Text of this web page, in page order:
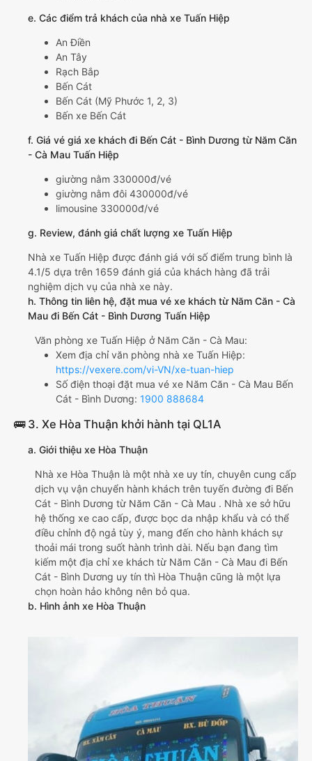
e. Các điểm trả khách của nhà xe Tuấn Hiệp
An Điền
An Tây
Rạch Bắp
Bến Cát
Bến Cát (Mỹ Phước 1, 2, 3)
Bến xe Bến Cát
f. Giá vé giá xe khách đi Bến Cát - Bình Dương từ Năm Căn
- Cà Mau Tuấn Hiệp
giường nằm 330000đ/vé
giường nằm đôi 430000đ/vé
limousine 330000đ/vé
g. Review, đánh giá chất lượng xe Tuấn Hiệp
Nhà xe Tuấn Hiệp được đánh giá với số điểm trung bình là
4.1/5 dựa trên 1659 đánh giá của khách hàng đã trải
nghiệm dịch vụ của nhà xe này.
h. Thông tin liên hệ, đặt mua vé xe khách từ Năm Căn - Cà
Mau đi Bến Cát - Bình Dương Tuấn Hiệp
Văn phòng xe Tuấn Hiệp ở Năm Căn - Cà Mau:
Xem địa chỉ văn phòng nhà xe Tuấn Hiệp:
https://vexere.com/vi-VN/xe-tuan-hiep
Số điện thoại đặt mua vé xe Năm Căn - Cà Mau Bến
Cát - Bình Dương: 1900 888684
🚌 3. Xe Hòa Thuận khởi hành tại QL1A
a. Giới thiệu xe Hòa Thuận
Nhà xe Hòa Thuận là một nhà xe uy tín, chuyên cung cấp
dịch vụ vận chuyển hành khách trên tuyến đường đi Bến
Cát - Bình Dương từ Năm Căn - Cà Mau . Nhà xe sở hữu
hệ thống xe cao cấp, được bọc da nhập khẩu và có thể
điều chỉnh độ ngả tùy ý, mang đến cho hành khách sự
thoải mái trong suốt hành trình dài. Nếu bạn đang tìm
kiếm một địa chỉ xe khách từ Năm Căn - Cà Mau đi Bến
Cát - Bình Dương uy tín thì Hòa Thuận cũng là một lựa
chọn hoàn hảo không nên bỏ qua.
b. Hình ảnh xe Hòa Thuận